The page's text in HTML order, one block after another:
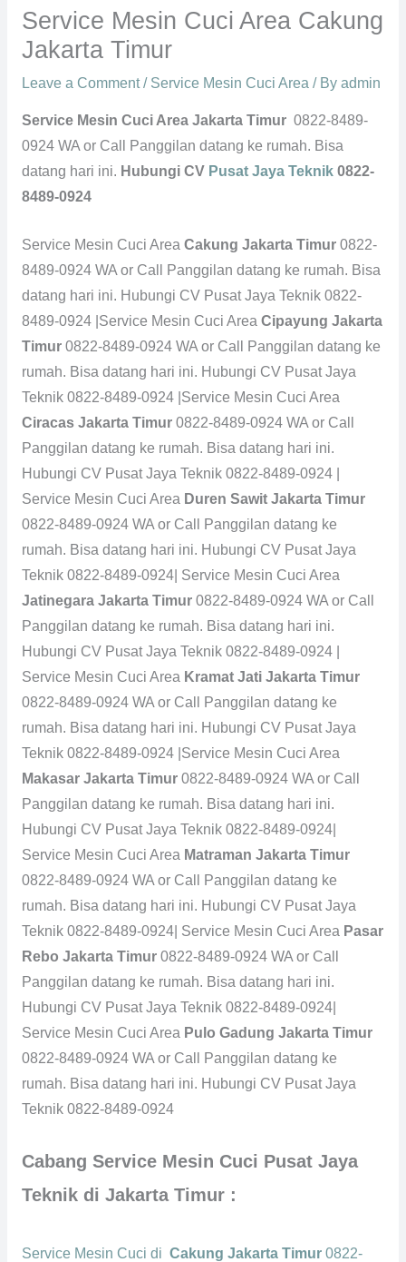
Service Mesin Cuci Area Cakung
Jakarta Timur
Leave a Comment / Service Mesin Cuci Area/ By admin
Service Mesin Cuci Area Jakarta Timur0822-8489-
0924 WA or Call Panggilan datang ke rumah. Bisa
datang hari ini. Hubungi CV Pusat Jaya Teknik0822-
8489-0924
Service Mesin Cuci Area Cakung Jakarta Timur 0822-
8489-0924 WA or Call Panggilan datang ke rumah. Bisa
datang hari ini. Hubungi CV Pusat Jaya Teknik 0822-
8489-0924 |Service Mesin Cuci Area Cipayung Jakarta
Timur 0822-8489-0924 WA or Call Panggilan datang ke
rumah. Bisa datang hari ini. Hubungi CV Pusat Jaya
Teknik 0822-8489-0924 |Service Mesin Cuci Area
Ciracas Jakarta Timur 0822-8489-0924 WA or Call
Panggilan datang ke rumah. Bisa datang hari ini.
Hubungi CV Pusat Jaya Teknik 0822-8489-0924 |
Service Mesin Cuci Area Duren Sawit Jakarta Timur
0822-8489-0924 WA or Call Panggilan datang ke
rumah. Bisa datang hari ini. Hubungi CV Pusat Jaya
Teknik 0822-8489-0924| Service Mesin Cuci Area
Jatinegara Jakarta Timur 0822-8489-0924 WA or Call
Panggilan datang ke rumah. Bisa datang hari ini.
Hubungi CV Pusat Jaya Teknik 0822-8489-0924 |
Service Mesin Cuci Area Kramat Jati Jakarta Timur
0822-8489-0924 WA or Call Panggilan datang ke
rumah. Bisa datang hari ini. Hubungi CV Pusat Jaya
Teknik 0822-8489-0924 |Service Mesin Cuci Area
Makasar Jakarta Timur 0822-8489-0924 WA or Call
Panggilan datang ke rumah. Bisa datang hari ini.
Hubungi CV Pusat Jaya Teknik 0822-8489-0924|
Service Mesin Cuci Area Matraman Jakarta Timur
0822-8489-0924 WA or Call Panggilan datang ke
rumah. Bisa datang hari ini. Hubungi CV Pusat Jaya
Teknik 0822-8489-0924| Service Mesin Cuci Area Pasar
Rebo Jakarta Timur 0822-8489-0924 WA or Call
Panggilan datang ke rumah. Bisa datang hari ini.
Hubungi CV Pusat Jaya Teknik 0822-8489-0924|
Service Mesin Cuci Area Pulo Gadung Jakarta Timur
0822-8489-0924 WA or Call Panggilan datang ke
rumah. Bisa datang hari ini. Hubungi CV Pusat Jaya
Teknik 0822-8489-0924
Cabang Service Mesin Cuci Pusat Jaya
Teknik di Jakarta Timur :
Service Mesin Cuci di Cakung Jakarta Timur 0822-